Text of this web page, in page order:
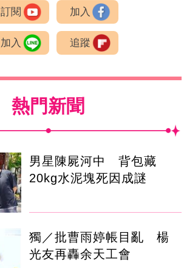
訂閱 加入
加入 追蹤
熱門新聞
男星陳屍河中 背包藏
20kg水泥塊死因成謎
獨／批曹雨婷帳目亂 楊
光友再轟余天工會